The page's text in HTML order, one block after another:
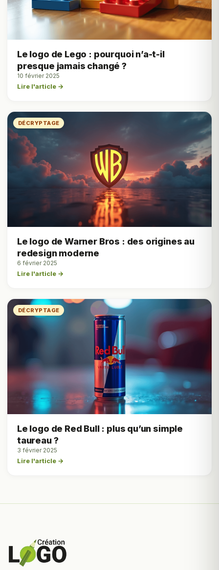
Le logo de Lego : pourquoi n’a-t-il
presque jamais changé ?
10 février 2025
Lire l'article →
DÉCRYPTAGE
Le logo de Warner Bros : des origines au
redesign moderne
6 février 2025
Lire l'article →
DÉCRYPTAGE
Le logo de Red Bull : plus qu’un simple
taureau ?
3 février 2025
Lire l'article →